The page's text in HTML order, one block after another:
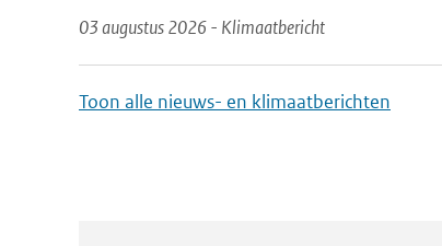
03 augustus 2026 - Klimaatbericht
Toon alle nieuws- en klimaatberichten